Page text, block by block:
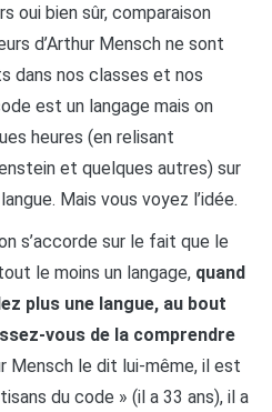
oui bien sûr, comparaison
d’Arthur Mensch ne sont
dans nos classes et nos
est un langage mais on
heures (en relisant
et quelques autres) sur
Mais vous voyez l’idée.
s’accorde sur le fait que le
le moins un langage, quand
plus une langue, au bout
vous de la comprendre
Mensch le dit lui-même, il est
du code » (il a 33 ans), il a